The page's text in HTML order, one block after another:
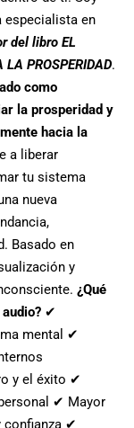
especialista en
del libro EL
PROSPERIDAD.
como
la prosperidad y
hacia la
a liberar
tu sistema
nueva
Basado en
y
¿Qué
✔
mental ✔
y el éxito ✔
✔ Mayor
confianza ✔